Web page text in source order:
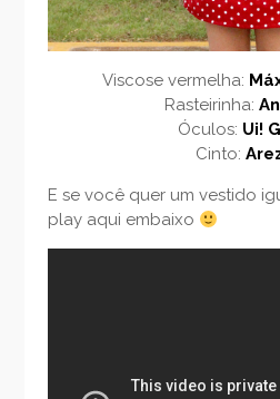
Viscose vermelha:
Rasteirinha:
Óculos: Ui!
Cinto:
E se você quer um vestido
play aqui embaixo